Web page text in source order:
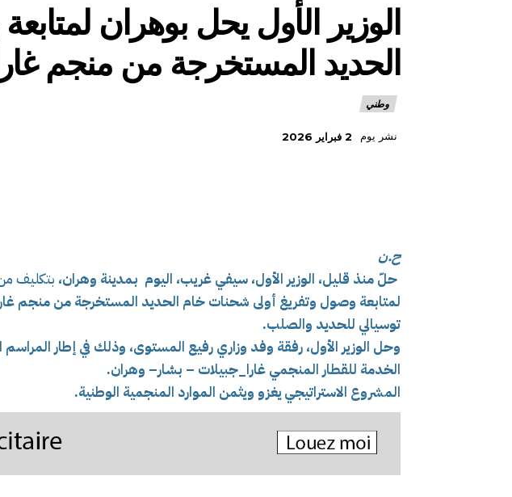
الوزير الأول يحل بوهران
الحديد المستخرجة من منجم
وطني
نشر يوم 2 فبراير 2026
ح.ن
حلّ منذ قليل، الوزير الأول، سيفي غريب، اليوم بمدينة وهران، بتكليف
لمتابعة وصول وتفريغ أولى شحنات خام الحديد المستخرجة من منجم
توسيالي للحديد والصلب.
وحل الوزير الأول، رفقة وفد وزاري رفيع المستوى، وذلك في إطار المراسم
الخدمة للقطار المنجمي غارا_جبيلات – بشار– وهران.
المشروع الاستراتيجي يغزو ويثمن الموارد المنجمية الوطنية.